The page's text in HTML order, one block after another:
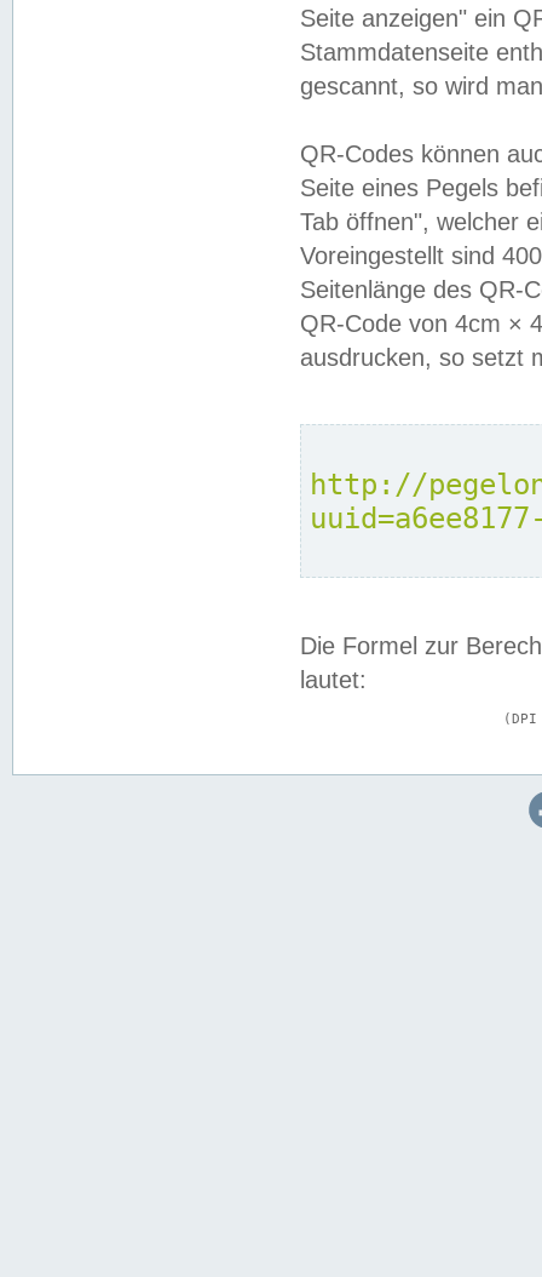
Seite anzeigen" ein
Stammdatenseite
gescannt, so wird
QR-Codes können
Seite eines Pegels
Tab öffnen", welcher
Voreingestellt sind
Seitenlänge des QR-
QR-Code von 4cm ×
ausdrucken, so setzt
http://
Die Formel zur
lautet: